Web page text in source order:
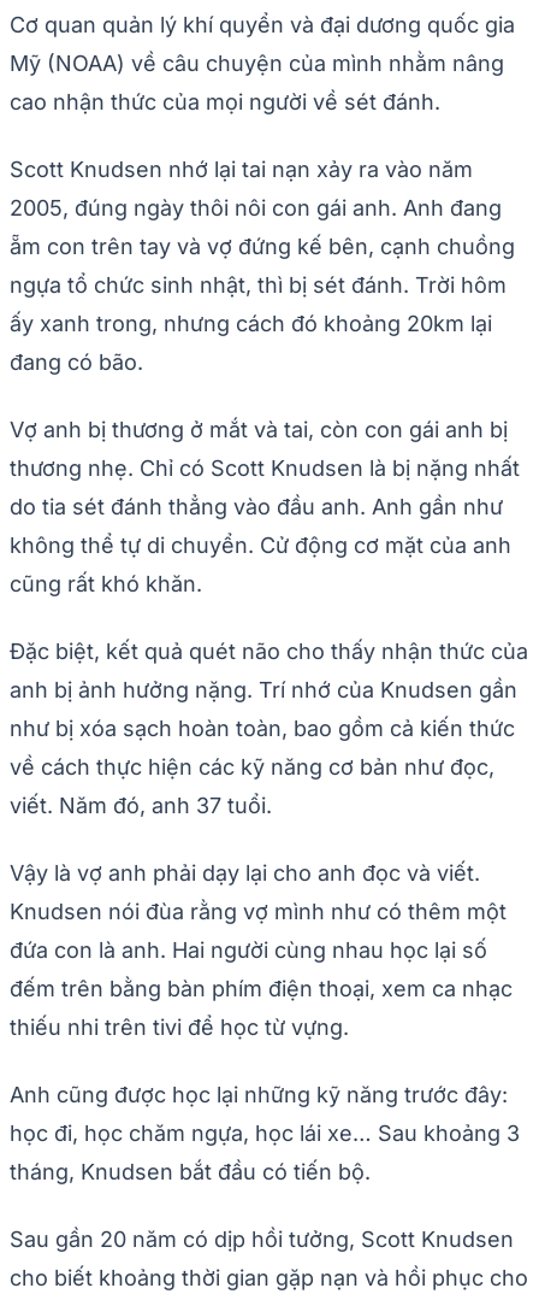
Cơ quan quản lý khí quyển và đại dương quốc gia
Mỹ (NOAA) về câu chuyện của mình nhằm nâng
cao nhận thức của mọi người về sét đánh.
Scott Knudsen nhớ lại tai nạn xảy ra vào năm
2005, đúng ngày thôi nôi con gái anh. Anh đang
ẵm con trên tay và vợ đứng kế bên, cạnh chuồng
ngựa tổ chức sinh nhật, thì bị sét đánh. Trời hôm
ấy xanh trong, nhưng cách đó khoảng 20km lại
đang có bão.
Vợ anh bị thương ở mắt và tai, còn con gái anh bị
thương nhẹ. Chỉ có Scott Knudsen là bị nặng nhất
do tia sét đánh thẳng vào đầu anh. Anh gần như
không thể tự di chuyển. Cử động cơ mặt của anh
cũng rất khó khăn.
Đặc biệt, kết quả quét não cho thấy nhận thức của
anh bị ảnh hưởng nặng. Trí nhớ của Knudsen gần
như bị xóa sạch hoàn toàn, bao gồm cả kiến thức
về cách thực hiện các kỹ năng cơ bản như đọc,
viết. Năm đó, anh 37 tuổi.
Vậy là vợ anh phải dạy lại cho anh đọc và viết.
Knudsen nói đùa rằng vợ mình như có thêm một
đứa con là anh. Hai người cùng nhau học lại số
đếm trên bằng bàn phím điện thoại, xem ca nhạc
thiếu nhi trên tivi để học từ vựng.
Anh cũng được học lại những kỹ năng trước đây:
học đi, học chăm ngựa, học lái xe… Sau khoảng 3
tháng, Knudsen bắt đầu có tiến bộ.
Sau gần 20 năm có dịp hồi tưởng, Scott Knudsen
cho biết khoảng thời gian gặp nạn và hồi phục cho